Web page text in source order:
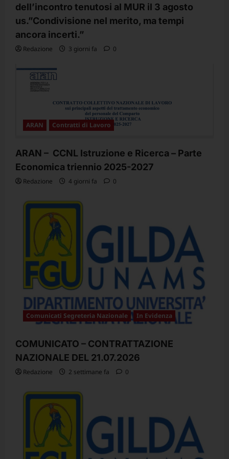
dell’incontro tenutosi al MUR il 3 agosto
us.”Condivisione nel merito, ma tempi
ancora incerti.”
Redazione 3 giorni fa 0
ARAN Contratti di Lavoro
ARAN – CCNL Istruzione e Ricerca – Parte
Economica triennio 2025-2027
Redazione 4 giorni fa 0
Comunicati Segreteria Nazionale In Evidenza
COMUNICATO – CONTRATTAZIONE
NAZIONALE DEL 21.07.2026
Redazione 2 settimane fa 0